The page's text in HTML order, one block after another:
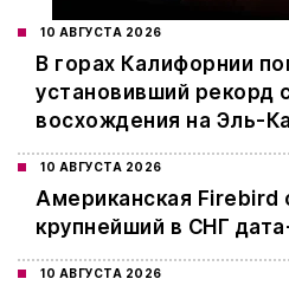
10 АВГУСТА 2026
В горах Калифорнии
установивший рекорд
восхождения на Эль-
10 АВГУСТА 2026
Американская Firebird
крупнейший в СНГ
10 АВГУСТА 2026